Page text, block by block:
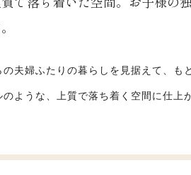
夫婦ふたりの暮らしを見据えて、
ような、上質で落ち着く空間に仕上